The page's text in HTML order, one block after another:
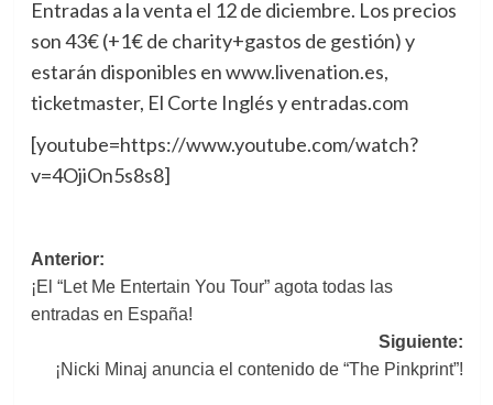
Entradas a la venta el 12 de diciembre. Los precios
son 43€ (+1€ de charity+gastos de gestión) y
estarán disponibles en www.livenation.es,
ticketmaster, El Corte Inglés y entradas.com
[youtube=https://www.youtube.com/watch?
v=4OjiOn5s8s8]
Navegación
de
entradas
Anterior:
¡El “Let Me Entertain You Tour” agota todas las
entradas en España!
Siguiente:
¡Nicki Minaj anuncia el contenido de “The Pinkprint”!